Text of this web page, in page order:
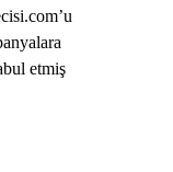
etmiş